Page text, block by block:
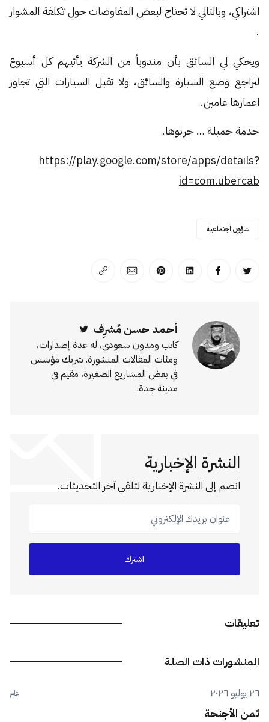
اشتراكي، وبالتالي لا تحتاج لبعض المفاوضات حول تكلفة المشوار
.
ويحكي لي السائق بأن مندوباً من الشركة يأتيهم كل أسبوع
ليراجع وضع السيارة والسائق، ولا تقبل السيارات التي تجاوز
اعمارها عامين.
خدمة جميلة … جربوها.
https://play.google.com/store/apps/details?
id=com.ubercab
شؤون اجتماعية
انشر على تويترانشر على الفيسبوك
انشر على لينكد إن
انشر على بينترست
انشر على الإيميل
انسخ الرابط
أحمد حسن مُشرِف
كاتب ومدون سعودي، له عدة إصدارات،
ومئات المقالات المنشورة. شريك مؤسس
في بعض المشاريع الصغيرة، مقيم في
مدينة جدة.
النشرة الإخبارية
انضم إلى النشرة الإخبارية لتلقي آخر التحديثات.
عنوان بريدك الإلكتروني
اشترك
تعليقات
المنشورات ذات الصلة
٢٦ يوليو ٢٠٢٦ عام
ثمن الأجنحة